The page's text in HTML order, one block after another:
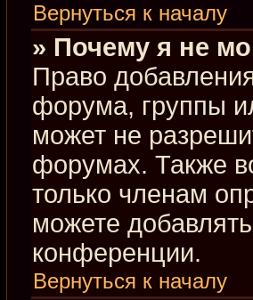
Вернуться к началу
» Почему я не
Право
форума, группы
может не
форумах. Также
только членам
можете
конференции.
Вернуться к началу